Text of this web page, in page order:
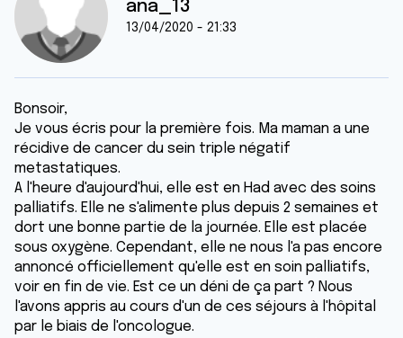
ana_13
13/04/2020 - 21:33
Bonsoir,
Je vous écris pour la première fois. Ma maman a une
récidive de cancer du sein triple négatif
metastatiques.
A l'heure d'aujourd'hui, elle est en Had avec des soins
palliatifs. Elle ne s'alimente plus depuis 2 semaines et
dort une bonne partie de la journée. Elle est placée
sous oxygène. Cependant, elle ne nous l'a pas encore
annoncé officiellement qu'elle est en soin palliatifs,
voir en fin de vie. Est ce un déni de ça part ? Nous
l'avons appris au cours d'un de ces séjours à l'hôpital
par le biais de l'oncologue.